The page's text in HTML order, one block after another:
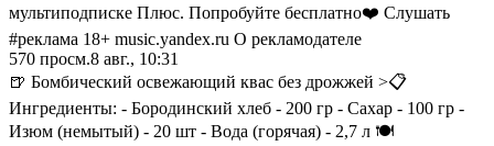
мультиподписке Плюс. Попробуйте бесплатно❤️ Слушать
#реклама 18+ music.yandex.ru О рекламодателе
570 просм.8 авг., 10:31
🍺 Бомбический освежающий квас без дрожжей >📋
Ингредиенты: - Бородинский хлеб - 200 гр - Сахар - 100 гр -
Изюм (немытый) - 20 шт - Вода (горячая) - 2,7 л 🍽️